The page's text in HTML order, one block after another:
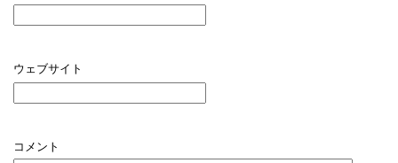
ウェブサイト
コメント